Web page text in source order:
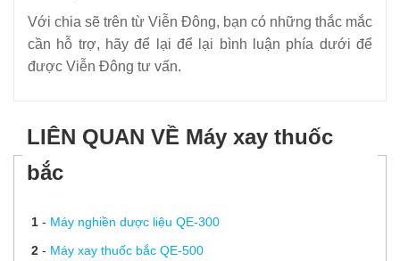
Với chia sẽ trên từ Viễn Đông, bạn có những thắc mắc
cần hỗ trợ, hãy để lại để lại bình luận phía dưới để
được Viễn Đông tư vấn.
LIÊN QUAN VỀ Máy xay thuốc
bắc
1- Máy nghiền dược liệu QE-300
2- Máy xay thuốc bắc QE-500